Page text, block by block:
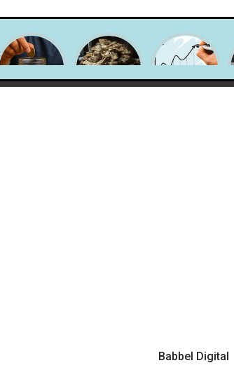
Estudio
Diagnóstico
capacidades
¿Tu
percepción
es realista?
¿Qué es un
portafolio
inversión y
Babbel Digital